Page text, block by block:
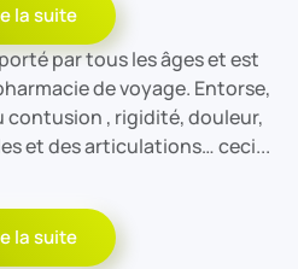
la suite
par tous les âges et est
de voyage. Entorse,
, rigidité, douleur,
et des articulations… ceci...
la suite